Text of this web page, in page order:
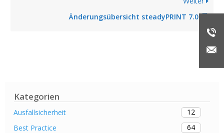
Kategorien
Ausfallsicherheit
12
Best Practice
64
Änderungsübersicht steadyPRINT 7.0